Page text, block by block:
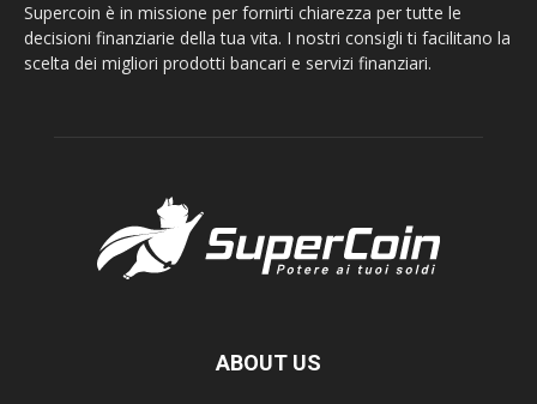
Supercoin è in missione per fornirti chiarezza per tutte le
decisioni finanziarie della tua vita. I nostri consigli ti facilitano la
scelta dei migliori prodotti bancari e servizi finanziari.
ABOUT US